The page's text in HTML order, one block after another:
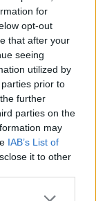
for
opt-out
that after your
seeing
utilized by
prior to
further
parties on the
may
IAB’s List of
it to other
και
ροές και
Βασικά
ροών,
ότι η
όλες οι